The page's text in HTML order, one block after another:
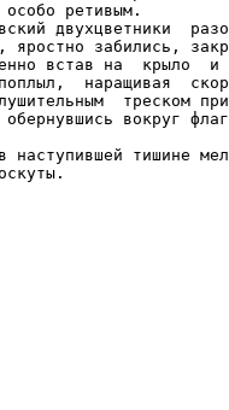
особо ретивым.
двухцветники
яростно забились,
встав на  крыло  и
наращивая
треском
вокруг
наступившей тишине